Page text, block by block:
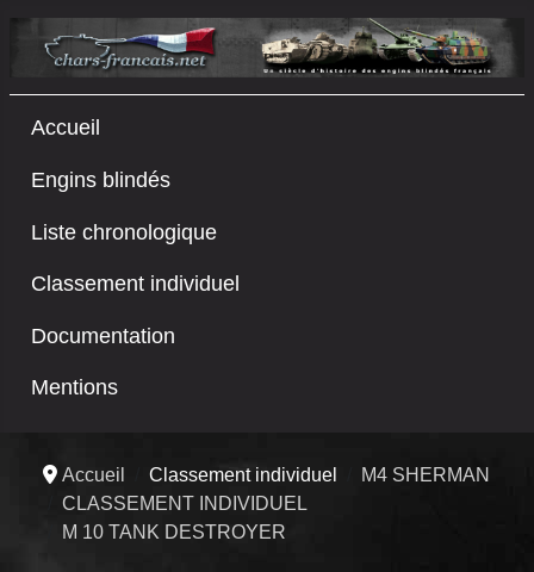
Accueil
Engins blindés
Liste chronologique
Classement individuel
Documentation
Mentions
Accueil Classement individuel
M4 SHERMAN
CLASSEMENT INDIVIDUEL
M 10 TANK DESTROYER